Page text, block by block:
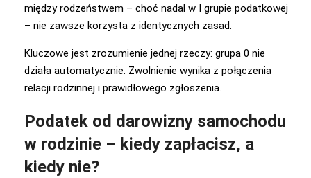
między rodzeństwem – choć nadal w I grupie podatkowej
– nie zawsze korzysta z identycznych zasad.
Kluczowe jest zrozumienie jednej rzeczy: grupa 0 nie
działa automatycznie. Zwolnienie wynika z połączenia
relacji rodzinnej i prawidłowego zgłoszenia.
Podatek od darowizny samochodu
w rodzinie – kiedy zapłacisz, a
kiedy nie?